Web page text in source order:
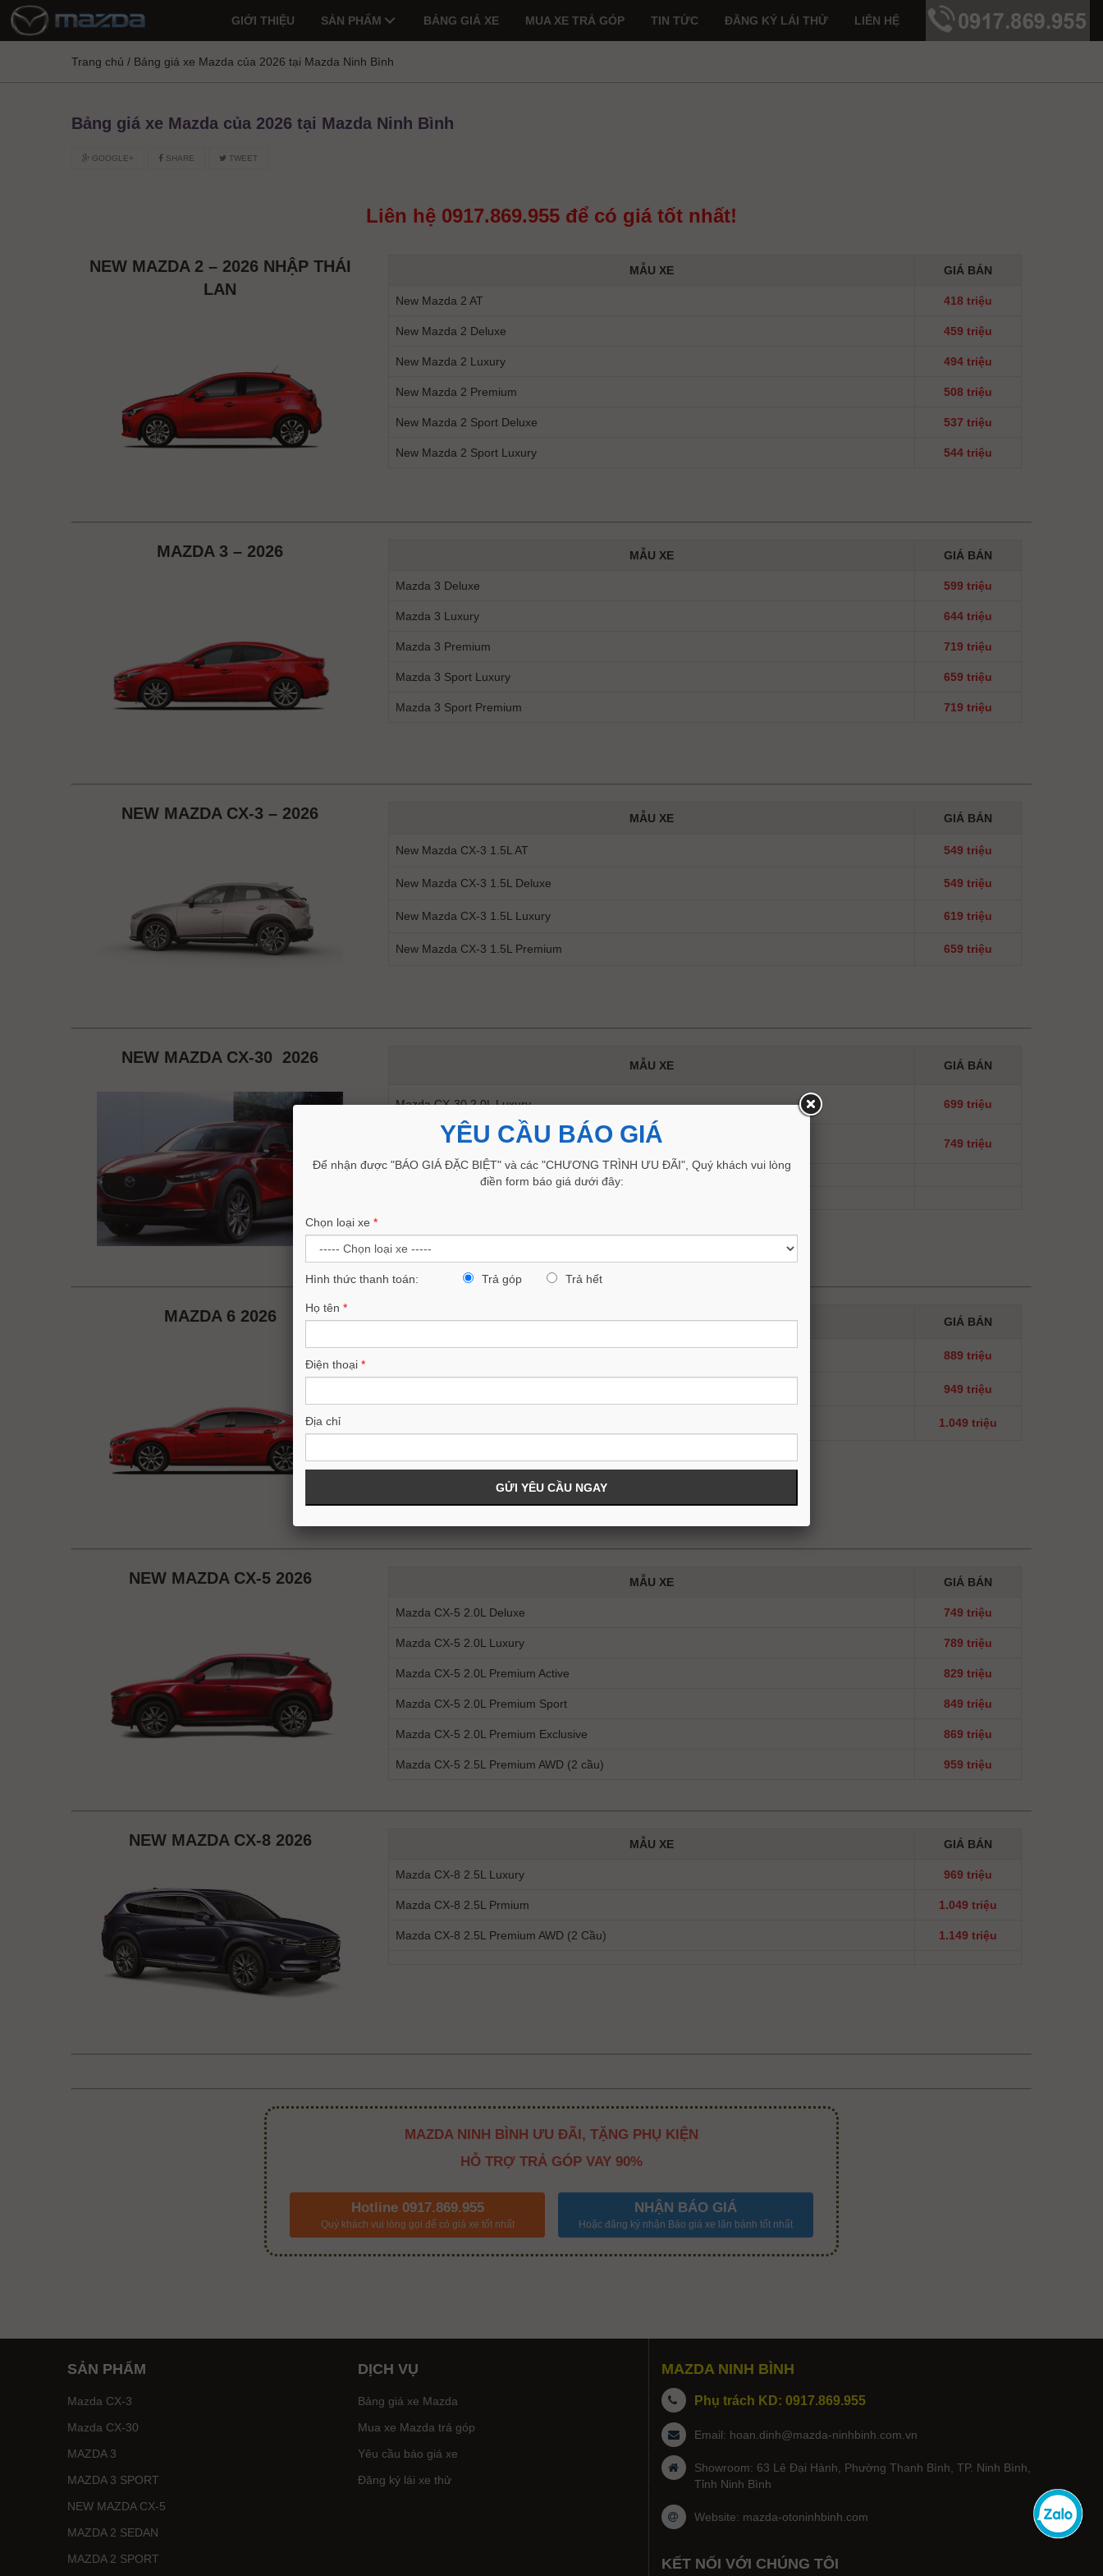
GIỚI THIỆU SẢN PHẨM BẢNG GIÁ XE MUA XE TRẢ GÓP TIN TỨC ĐĂNG KÝ LÁI THỬ LIÊN HỆ
Trang chủ / Bảng giá xe Mazda của 2026 tại Mazda Ninh Bình
Bảng giá xe Mazda của 2026 tại Mazda Ninh Bình
GOOGLE+ SHARE TWEET
Liên hệ 0917.869.955 để có giá tốt nhất!
NEW MAZDA 2 – 2026 NHẬP THÁI
LAN
MẪU XE GIÁ BÁN
New Mazda 2 AT 418 triệu
New Mazda 2 Deluxe 459 triệu
New Mazda 2 Luxury 494 triệu
New Mazda 2 Premium 508 triệu
New Mazda 2 Sport Deluxe 537 triệu
New Mazda 2 Sport Luxury 544 triệu
MAZDA 3 – 2026 MẪU XE GIÁ BÁN
Mazda 3 Deluxe 599 triệu
Mazda 3 Luxury 644 triệu
Mazda 3 Premium 719 triệu
Mazda 3 Sport Luxury 659 triệu
Mazda 3 Sport Premium 719 triệu
NEW MAZDA CX-3 – 2026 MẪU XE GIÁ BÁN
New Mazda CX-3 1.5L AT 549 triệu
New Mazda CX-3 1.5L Deluxe 549 triệu
New Mazda CX-3 1.5L Luxury 619 triệu
New Mazda CX-3 1.5L Premium 659 triệu
NEW MAZDA CX-30 2026 MẪU XE GIÁ BÁN
Mazda CX-30 2.0L Luxury 699 triệu
Mazda CX-30 2.0L Premium 749 triệu
MAZDA 6 2026 MẪU XE GIÁ BÁN
889 triệu
949 triệu
1.049 triệu
NEW MAZDA CX-5 2026 MẪU XE GIÁ BÁN
Mazda CX-5 2.0L Deluxe 749 triệu
Mazda CX-5 2.0L Luxury 789 triệu
Mazda CX-5 2.0L Premium Active 829 triệu
Mazda CX-5 2.0L Premium Sport 849 triệu
Mazda CX-5 2.0L Premium Exclusive 869 triệu
Mazda CX-5 2.5L Premium AWD (2 cầu) 959 triệu
NEW MAZDA CX-8 2026 MẪU XE GIÁ BÁN
Mazda CX-8 2.5L Luxury 969 triệu
Mazda CX-8 2.5L Prmium 1.049 triệu
Mazda CX-8 2.5L Premium AWD (2 Cầu) 1.149 triệu
MAZDA NINH BÌNH ƯU ĐÃI, TẶNG PHỤ KIỆN
HỖ TRỢ TRẢ GÓP VAY 90%
Hotline 0917.869.955
Quý khách vui lòng gọi để có giá xe tốt nhất
NHẬN BÁO GIÁ
Hoặc đăng ký nhận Báo giá xe lăn bánh tốt nhất
SẢN PHẨM
Mazda CX-3
Mazda CX-30
MAZDA 3
MAZDA 3 SPORT
NEW MAZDA CX-5
MAZDA 2 SEDAN
MAZDA 2 SPORT
DỊCH VỤ
Bảng giá xe Mazda
Mua xe Mazda trả góp
Yêu cầu báo giá xe
Đăng ký lái xe thử
MAZDA NINH BÌNH
Phụ trách KD: 0917.869.955
Email: hoan.dinh@mazda-ninhbinh.com.vn
Showroom: 63 Lê Đại Hành, Phường Thanh Bình, TP. Ninh Bình,
Tỉnh Ninh Bình
Website: mazda-otoninhbinh.com
KẾT NỐI VỚI CHÚNG TÔI
YÊU CẦU BÁO GIÁ
Để nhận được "BÁO GIÁ ĐẶC BIỆT" và các "CHƯƠNG TRÌNH ƯU ĐÃI", Quý khách vui lòng
điền form báo giá dưới đây:
Chọn loại xe *
Hình thức thanh toán: Trả góp Trả hết
Họ tên *
Điện thoại *
Địa chỉ